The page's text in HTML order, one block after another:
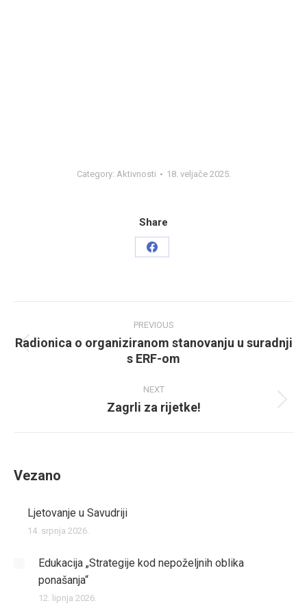
Category: Aktivnosti 18. veljače 2025.
Share
Share
navigation
PREVIOUS
Previous
Radionica o organiziranom stanovanju u suradnji
s ERF-om
NEXT
Next
Zagrli za rijetke!
Vezano
Ljetovanje u Savudriji
14. srpnja 2026.
Edukacija „Strategije kod nepoželjnih oblika
ponašanja“
12. lipnja 2026.